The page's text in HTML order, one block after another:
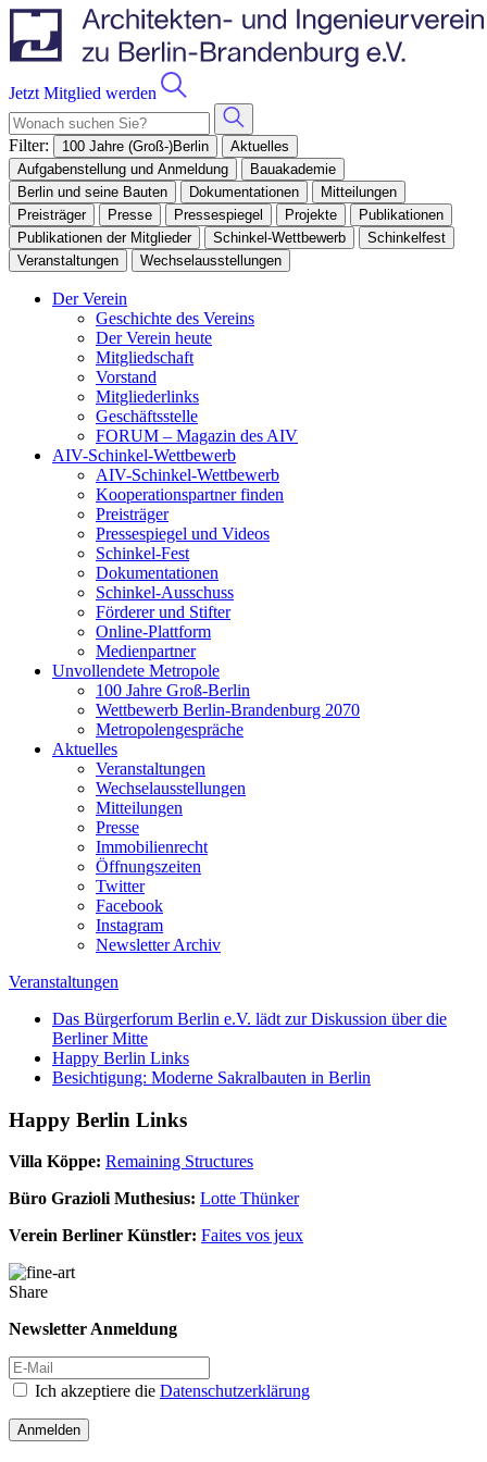
Jetzt Mitglied werden
Filter: 100 Jahre (Groß-)Berlin
Aktuelles
Aufgabenstellung und Anmeldung
Bauakademie
Berlin und seine Bauten
Dokumentationen
Mitteilungen
Preisträger
Presse Pressespiegel Projekte
Publikationen
Publikationen der Mitglieder
Schinkel-Wettbewerb
Schinkelfest
Veranstaltungen
Wechselausstellungen
Der Verein
Geschichte des Vereins
Der Verein heute
Mitgliedschaft
Vorstand
Mitgliederlinks
Geschäftsstelle
FORUM – Magazin des AIV
AIV-Schinkel-Wettbewerb
AIV-Schinkel-Wettbewerb
Kooperationspartner finden
Preisträger
Pressespiegel und Videos
Schinkel-Fest
Dokumentationen
Schinkel-Ausschuss
Förderer und Stifter
Online-Plattform
Medienpartner
Unvollendete Metropole
100 Jahre Groß-Berlin
Wettbewerb Berlin-Brandenburg 2070
Metropolengespräche
Aktuelles
Veranstaltungen
Wechselausstellungen
Mitteilungen
Presse
Immobilienrecht
Öffnungszeiten
Twitter
Facebook
Instagram
Newsletter Archiv
Veranstaltungen
Das Bürgerforum Berlin e.V. lädt zur Diskussion über die
Berliner Mitte
Happy Berlin Links
Besichtigung: Moderne Sakralbauten in Berlin
Happy Berlin Links
Villa Köppe: Remaining Structures
Büro Grazioli Muthesius: Lotte Thünker
Verein Berliner Künstler: Faites vos jeux
Share
Newsletter Anmeldung
Ich akzeptiere die Datenschutzerklärung
Anmelden